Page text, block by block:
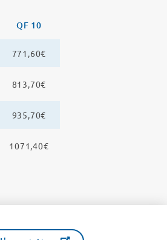
QF 10
771,60€
813,70€
935,70€
1071,40€